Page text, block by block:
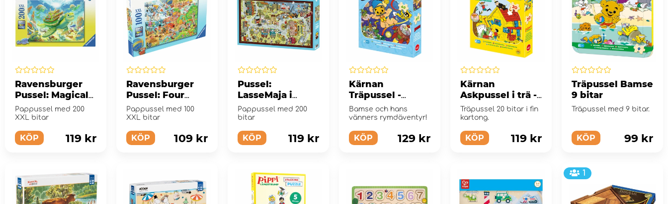
Ravensburger
Pussel: Magical
Underwater
World 200 XXL
Pappussel med 200
XXL bitar
KÖP 119 kr
Ravensburger
Pussel: Four
Seasons of Fun
100 XXL Bitar
Pappussel med 100
XXL bitar
KÖP 109 kr
Pussel:
LasseMaja i
Valleby 200 Bitar
Pappussel med 200
bitar
KÖP 119 kr
Kärnan
Träpussel -
Bamse i rymden
40 Bitar
Bamse och hans
vänners rymdäventyr!
KÖP 129 kr
Kärnan
Askpussel i trä -
Pippi
Långstrump 20
Träpussel 20 bitar i fin
kartong.
KÖP 119 kr
Träpussel Bamse
9 bitar
Träpussel med 9 bitar.
KÖP 99 kr
1